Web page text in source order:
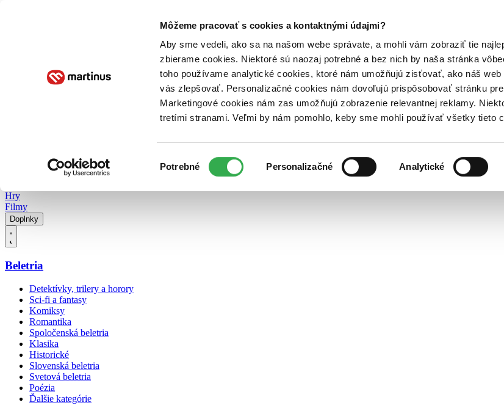
Môžeme pracovať s cookies a kontaktnými údajmi?
Aby sme vedeli, ako sa na našom webe správate, a mohli vám zobraziť tie
zbierame cookies. Niektoré sú naozaj potrebné a bez nich by naša stránka
toho používame analytické cookies, ktoré nám umožňujú zisťovať, ako náš web
vás zlepšovať. Personalizačné cookies nám dovoľujú prispôsobovať stránku
Marketingové cookies nám zas umožňujú zobrazenie relevantnej reklamy.
tretími stranami. Veľmi by nám pomohlo, keby sme mohli používať všetky tieto
súhlasu
Potrebné Personalizačné Analytické
Poukážky Kontakt
Hry
Filmy
Doplnky
Beletria
Detektívky, trilery a horory
Sci-fi a fantasy
Komiksy
Romantika
Spoločenská beletria
Klasika
Historické
Slovenská beletria
Svetová beletria
Poézia
Ďalšie kategórie